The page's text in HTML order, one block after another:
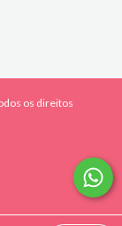
os direitos